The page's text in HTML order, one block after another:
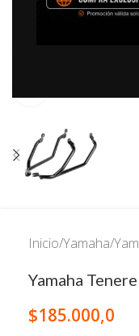
Inicio/Yamaha/
Yamaha
$185.000,0